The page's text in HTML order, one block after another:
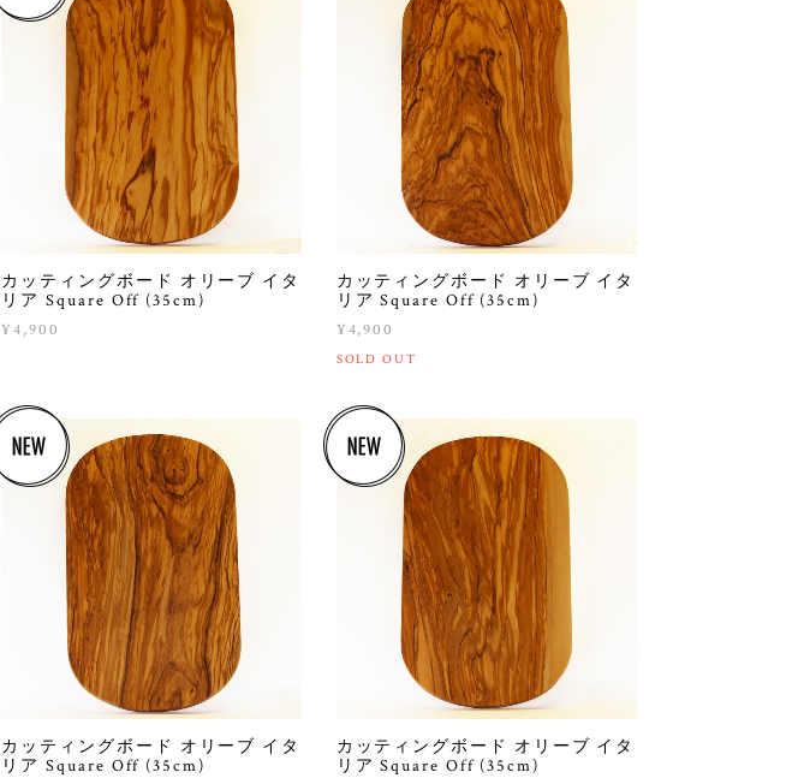
カッティングボード オリーブ イタ
リア Square Off (35cm)
¥4,900
カッティングボード オリーブ イタ
リア Square Off (35cm)
¥4,900
SOLD OUT
カッティングボード オリーブ イタ
リア Square Off (35cm)
カッティングボード オリーブ イタ
リア Square Off (35cm)